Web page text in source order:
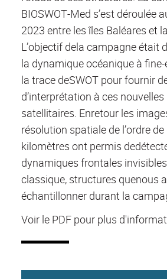
BIOSWOT-Med s’est déroulée
2023 entre les îles Baléares et
L’objectif dela campagne était
la dynamique océanique à
la trace deSWOT pour fournir
d’interprétation à ces
satellitaires. Enretour les
résolution spatiale de l’ordre
kilomètres ont permis
dynamiques frontales
classique, structures quenous
échantillonner durant la
Voir le PDF pour plus